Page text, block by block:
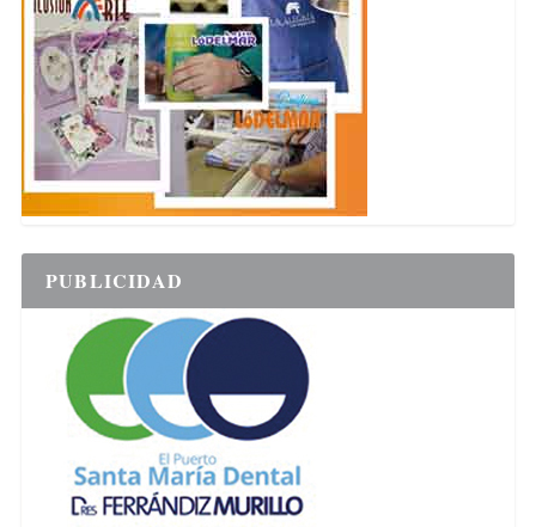
PUBLICIDAD